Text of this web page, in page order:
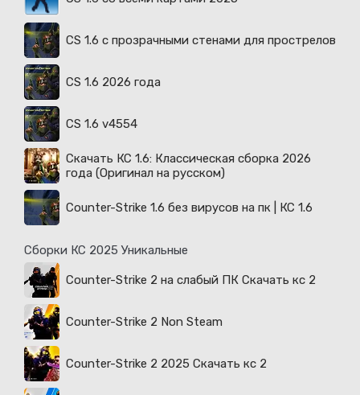
CS 1.6 с прозрачными стенами для прострелов
CS 1.6 2026 года
CS 1.6 v4554
Скачать КС 1.6: Классическая сборка 2026
года (Оригинал на русском)
Counter-Strike 1.6 без вирусов на пк | КС 1.6
Сборки КС 2025 Уникальные
Counter-Strike 2 на слабый ПК Скачать кс 2
Counter-Strike 2 Non Steam
Counter-Strike 2 2025 Скачать кс 2